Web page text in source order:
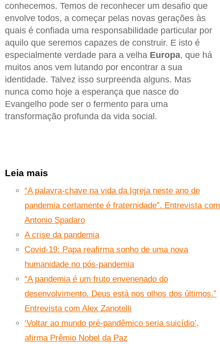
conhecemos. Temos de reconhecer um desafio que
envolve todos, a começar pelas novas gerações às
quais é confiada uma responsabilidade particular por
aquilo que seremos capazes de construir. E isto é
especialmente verdade para a velha Europa, que há
muitos anos vem lutando por encontrar a sua
identidade. Talvez isso surpreenda alguns. Mas
nunca como hoje a esperança que nasce do
Evangelho pode ser o fermento para uma
transformação profunda da vida social.
Leia mais
“A palavra-chave na vida da Igreja neste ano de
pandemia certamente é fraternidade”. Entrevista com
Antonio Spadaro
A crise da pandemia
Covid-19: Papa reafirma sonho de uma nova
humanidade no pós-pandemia
“A pandemia é um fruto envenenado do
desenvolvimento. Deus está nos olhos dos últimos.”
Entrevista com Alex Zanotelli
‘Voltar ao mundo pré-pandêmico seria suicídio’,
afirma Prêmio Nobel da Paz